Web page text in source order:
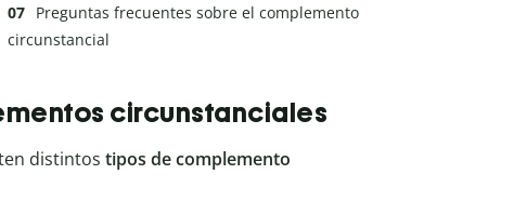
Preguntas frecuentes sobre el complemento
circunstancial
circunstanciales
distintos tipos de complemento